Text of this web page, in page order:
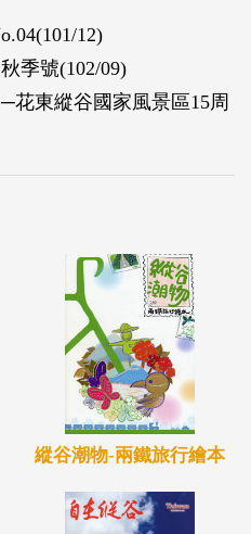
12)
季號(102/09)
東縱谷國家風景區15周
縱谷潮物-兩鐵旅行繪本